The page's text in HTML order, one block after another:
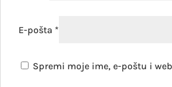
E-pošta *
Spremi moje ime, e-poštu i